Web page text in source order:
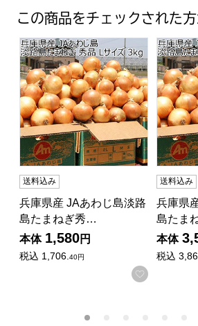
この商品をチェックされた
兵庫県産 JAあわじ島淡路島たまね
送料込み
兵庫県産 JAあわじ島淡路
島たまねぎ秀…
本体 1,580円
税込 1,706.40円
お気に入
兵庫県
送料込み
兵庫県
島たま
本体
税込